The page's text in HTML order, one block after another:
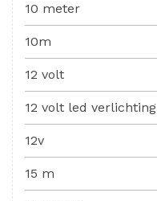
10 meter
10m
12 volt
12 volt led verlichting
12v
15 m